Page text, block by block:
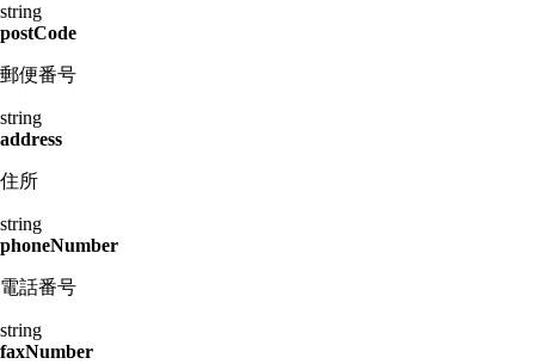
string
postCode
郵便番号
string
address
住所
string
phoneNumber
電話番号
string
faxNumber